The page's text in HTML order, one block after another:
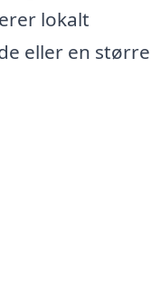
lokalt
eller en større